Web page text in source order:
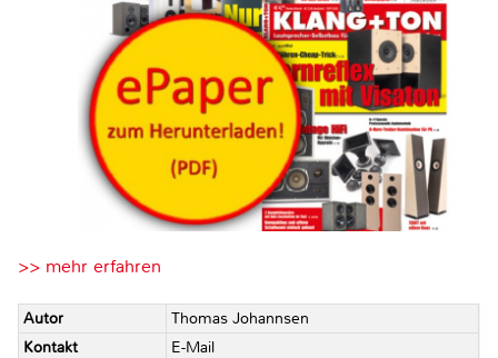
>> mehr erfahren
Autor
Thomas Johannsen
Kontakt
E-Mail